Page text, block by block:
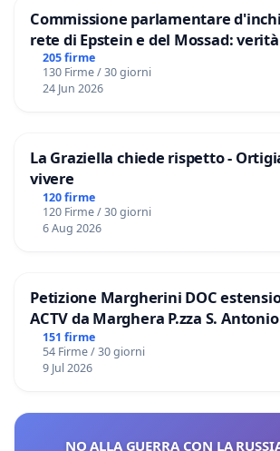
Commissione parlamentare
rete di Epstein e del Mossad:
Files
205 firme
130 Firme / 30 giorni
24 Jun 2026
La Graziella chiede rispetto -
vivere
120 firme
120 Firme / 30 giorni
6 Aug 2026
Petizione Margherini DOC
ACTV da Marghera P.zza S.
Marco Polo tariffa a € 1,50
151 firme
54 Firme / 30 giorni
9 Jul 2026
NO ALLA GUERRA CON LA